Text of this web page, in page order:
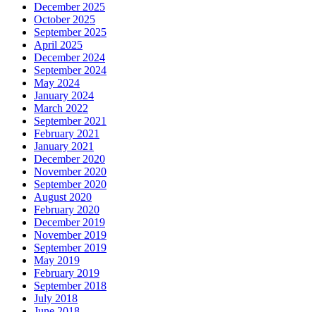
December 2025
October 2025
September 2025
April 2025
December 2024
September 2024
May 2024
January 2024
March 2022
September 2021
February 2021
January 2021
December 2020
November 2020
September 2020
August 2020
February 2020
December 2019
November 2019
September 2019
May 2019
February 2019
September 2018
July 2018